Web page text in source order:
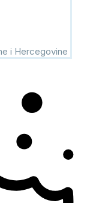
i Hercegovine